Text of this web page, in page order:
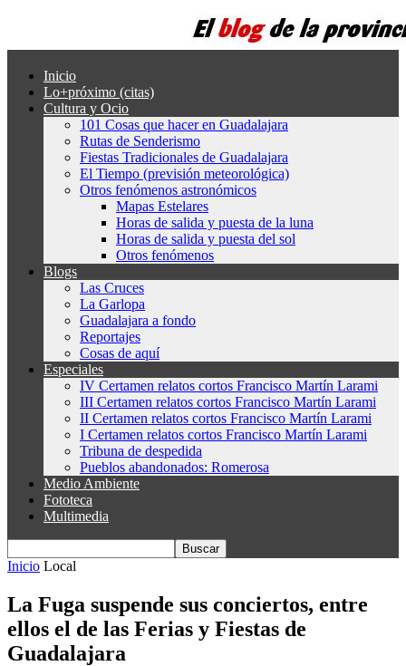
Inicio
Lo+próximo (citas)
Cultura y Ocio
101 Cosas que hacer en Guadalajara
Rutas de Senderismo
Fiestas Tradicionales de Guadalajara
El Tiempo (previsión meteorológica)
Otros fenómenos astronómicos
Mapas Estelares
Horas de salida y puesta de la luna
Horas de salida y puesta del sol
Otros fenómenos
Blogs
Las Cruces
La Garlopa
Guadalajara a fondo
Reportajes
Cosas de aquí
Especiales
IV Certamen relatos cortos Francisco Martín Larami
III Certamen relatos cortos Francisco Martín Larami
II Certamen relatos cortos Francisco Martín Larami
I Certamen relatos cortos Francisco Martín Larami
Tribuna de despedida
Pueblos abandonados: Romerosa
Medio Ambiente
Fototeca
Multimedia
Inicio Local
La Fuga suspende sus conciertos, entre
ellos el de las Ferias y Fiestas de
Guadalajara